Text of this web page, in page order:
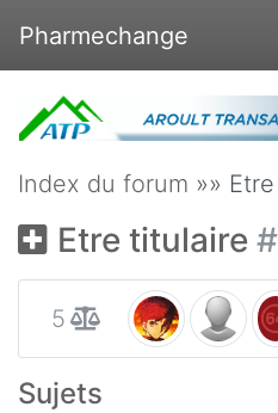
Pharmechange
Index du forum »»
Etre titulaire
5
Sujets